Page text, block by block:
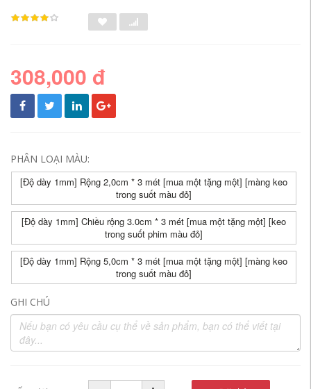
308,000 đ
PHÂN LOẠI MÀU:
[Độ dày 1mm] Rộng 2,0cm * 3 mét [mua một tặng một] [màng keo
trong suốt màu đỏ]
[Độ dày 1mm] Chiều rộng 3.0cm * 3 mét [mua một tặng một] [keo
trong suốt phim màu đỏ]
[Độ dày 1mm] Rộng 5,0cm * 3 mét [mua một tặng một] [màng keo
trong suốt màu đỏ]
GHI CHÚ